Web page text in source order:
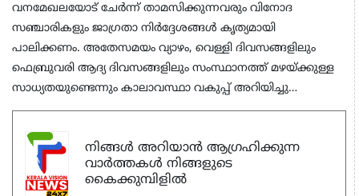
വനമേഖലയോട് ചേർന്ന് താമസിക്കുന്നവരും വിനോദ
സഞ്ചാരികളും ജാഗ്രതാ നിർദ്ദേശങ്ങൾ കൃത്യമായി
പാലിക്കണം. അതേസമയം വ്യാഴം, വെള്ളി ദിവസങ്ങളിലും
ഫെബ്രുവരി ആദ്യ ദിവസങ്ങളിലും സംസ്ഥാനത്ത് മഴയ്ക്കുള്ള
സാധ്യതയുണ്ടെന്നും കാലാവസ്ഥാ വകുപ്പ് അറിയിച്ചു…
നിങ്ങൾ അറിയാൻ ആഗ്രഹിക്കുന്ന
വാർത്തകൾ നിങ്ങളുടെ
കൈക്കുമ്പിളിൽ